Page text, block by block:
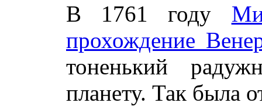
В 1761 году
прохождение
тоненький
планету. Так была